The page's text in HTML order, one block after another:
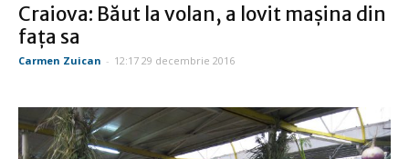
Craiova: Băut la volan, a lovit maşina din
faţa sa
Carmen Zuican - 12:17 29 decembrie 2016